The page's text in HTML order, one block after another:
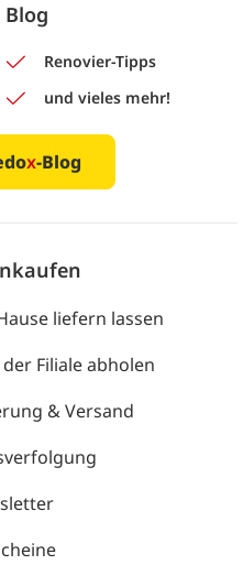
Blog
Renovier-Tipps
und vieles mehr!
x-Blog
liefern lassen
Filiale abholen
& Versand